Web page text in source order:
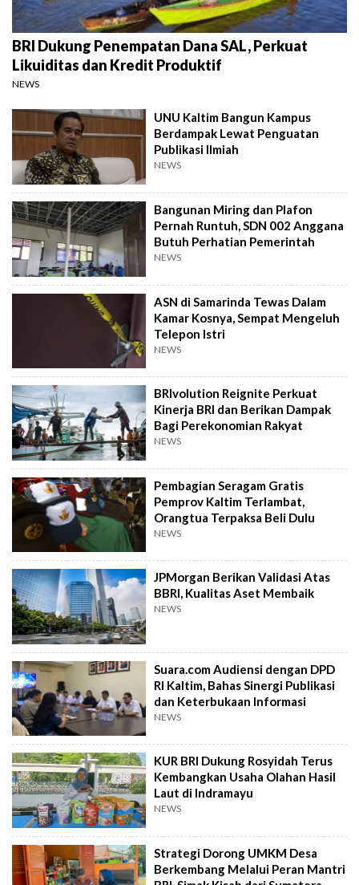
BRI Dukung Penempatan Dana SAL, Perkuat
Likuiditas dan Kredit Produktif
NEWS
UNU Kaltim Bangun Kampus
Berdampak Lewat Penguatan
Publikasi Ilmiah
NEWS
Bangunan Miring dan Plafon
Pernah Runtuh, SDN 002 Anggana
Butuh Perhatian Pemerintah
NEWS
ASN di Samarinda Tewas Dalam
Kamar Kosnya, Sempat Mengeluh
Telepon Istri
NEWS
BRIvolution Reignite Perkuat
Kinerja BRI dan Berikan Dampak
Bagi Perekonomian Rakyat
NEWS
Pembagian Seragam Gratis
Pemprov Kaltim Terlambat,
Orangtua Terpaksa Beli Dulu
NEWS
JPMorgan Berikan Validasi Atas
BBRI, Kualitas Aset Membaik
NEWS
Suara.com Audiensi dengan DPD
RI Kaltim, Bahas Sinergi Publikasi
dan Keterbukaan Informasi
NEWS
KUR BRI Dukung Rosyidah Terus
Kembangkan Usaha Olahan Hasil
Laut di Indramayu
NEWS
Strategi Dorong UMKM Desa
Berkembang Melalui Peran Mantri